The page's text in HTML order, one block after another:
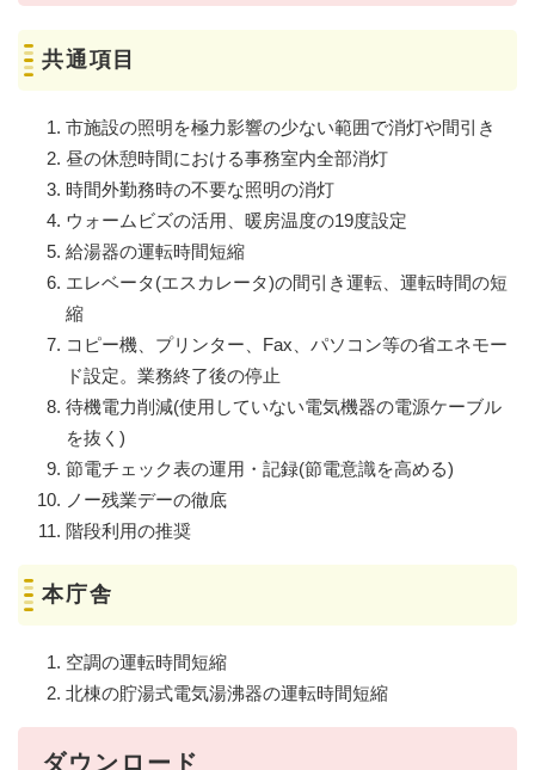
共通項目
市施設の照明を極力影響の少ない範囲で消灯や間引き
昼の休憩時間における事務室内全部消灯
時間外勤務時の不要な照明の消灯
ウォームビズの活用、暖房温度の19度設定
給湯器の運転時間短縮
エレベータ(エスカレータ)の間引き運転、運転時間の短
縮
コピー機、プリンター、Fax、パソコン等の省エネモー
ド設定。業務終了後の停止
待機電力削減(使用していない電気機器の電源ケーブル
を抜く)
節電チェック表の運用・記録(節電意識を高める)
ノー残業デーの徹底
階段利用の推奨
本庁舎
空調の運転時間短縮
北棟の貯湯式電気湯沸器の運転時間短縮
ダウンロード